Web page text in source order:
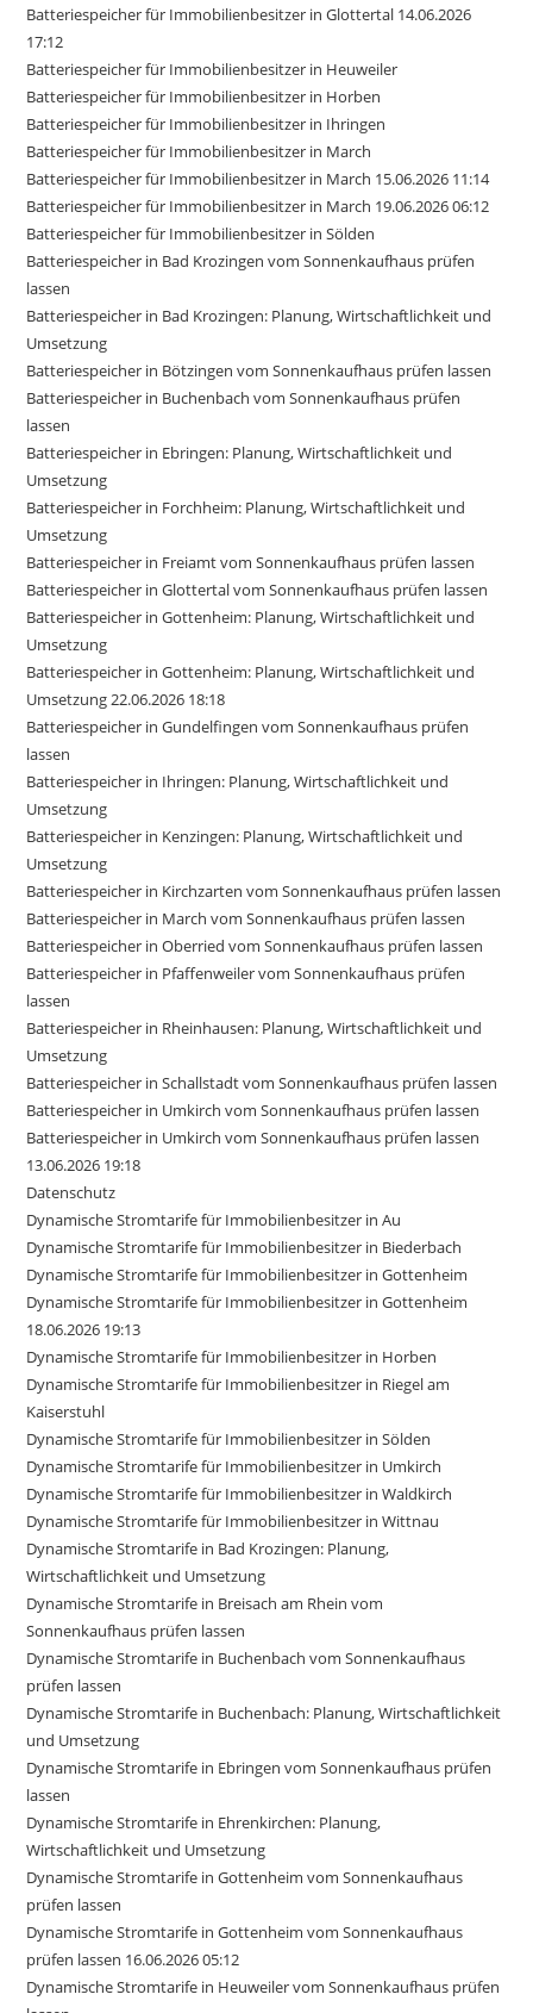
Batteriespeicher für Immobilienbesitzer in Glottertal 14.06.2026
17:12
Batteriespeicher für Immobilienbesitzer in Heuweiler
Batteriespeicher für Immobilienbesitzer in Horben
Batteriespeicher für Immobilienbesitzer in Ihringen
Batteriespeicher für Immobilienbesitzer in March
Batteriespeicher für Immobilienbesitzer in March 15.06.2026 11:14
Batteriespeicher für Immobilienbesitzer in March 19.06.2026 06:12
Batteriespeicher für Immobilienbesitzer in Sölden
Batteriespeicher in Bad Krozingen vom Sonnenkaufhaus prüfen
lassen
Batteriespeicher in Bad Krozingen: Planung, Wirtschaftlichkeit und
Umsetzung
Batteriespeicher in Bötzingen vom Sonnenkaufhaus prüfen lassen
Batteriespeicher in Buchenbach vom Sonnenkaufhaus prüfen
lassen
Batteriespeicher in Ebringen: Planung, Wirtschaftlichkeit und
Umsetzung
Batteriespeicher in Forchheim: Planung, Wirtschaftlichkeit und
Umsetzung
Batteriespeicher in Freiamt vom Sonnenkaufhaus prüfen lassen
Batteriespeicher in Glottertal vom Sonnenkaufhaus prüfen lassen
Batteriespeicher in Gottenheim: Planung, Wirtschaftlichkeit und
Umsetzung
Batteriespeicher in Gottenheim: Planung, Wirtschaftlichkeit und
Umsetzung 22.06.2026 18:18
Batteriespeicher in Gundelfingen vom Sonnenkaufhaus prüfen
lassen
Batteriespeicher in Ihringen: Planung, Wirtschaftlichkeit und
Umsetzung
Batteriespeicher in Kenzingen: Planung, Wirtschaftlichkeit und
Umsetzung
Batteriespeicher in Kirchzarten vom Sonnenkaufhaus prüfen lassen
Batteriespeicher in March vom Sonnenkaufhaus prüfen lassen
Batteriespeicher in Oberried vom Sonnenkaufhaus prüfen lassen
Batteriespeicher in Pfaffenweiler vom Sonnenkaufhaus prüfen
lassen
Batteriespeicher in Rheinhausen: Planung, Wirtschaftlichkeit und
Umsetzung
Batteriespeicher in Schallstadt vom Sonnenkaufhaus prüfen lassen
Batteriespeicher in Umkirch vom Sonnenkaufhaus prüfen lassen
Batteriespeicher in Umkirch vom Sonnenkaufhaus prüfen lassen
13.06.2026 19:18
Datenschutz
Dynamische Stromtarife für Immobilienbesitzer in Au
Dynamische Stromtarife für Immobilienbesitzer in Biederbach
Dynamische Stromtarife für Immobilienbesitzer in Gottenheim
Dynamische Stromtarife für Immobilienbesitzer in Gottenheim
18.06.2026 19:13
Dynamische Stromtarife für Immobilienbesitzer in Horben
Dynamische Stromtarife für Immobilienbesitzer in Riegel am
Kaiserstuhl
Dynamische Stromtarife für Immobilienbesitzer in Sölden
Dynamische Stromtarife für Immobilienbesitzer in Umkirch
Dynamische Stromtarife für Immobilienbesitzer in Waldkirch
Dynamische Stromtarife für Immobilienbesitzer in Wittnau
Dynamische Stromtarife in Bad Krozingen: Planung,
Wirtschaftlichkeit und Umsetzung
Dynamische Stromtarife in Breisach am Rhein vom
Sonnenkaufhaus prüfen lassen
Dynamische Stromtarife in Buchenbach vom Sonnenkaufhaus
prüfen lassen
Dynamische Stromtarife in Buchenbach: Planung, Wirtschaftlichkeit
und Umsetzung
Dynamische Stromtarife in Ebringen vom Sonnenkaufhaus prüfen
lassen
Dynamische Stromtarife in Ehrenkirchen: Planung,
Wirtschaftlichkeit und Umsetzung
Dynamische Stromtarife in Gottenheim vom Sonnenkaufhaus
prüfen lassen
Dynamische Stromtarife in Gottenheim vom Sonnenkaufhaus
prüfen lassen 16.06.2026 05:12
Dynamische Stromtarife in Heuweiler vom Sonnenkaufhaus prüfen